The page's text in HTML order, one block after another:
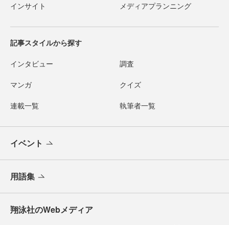
インサイト メディアプランニング
記事スタイルから探す
インタビュー 調査
マンガ クイズ
連載一覧 執筆者一覧
イベント
用語集
翔泳社のWebメディア